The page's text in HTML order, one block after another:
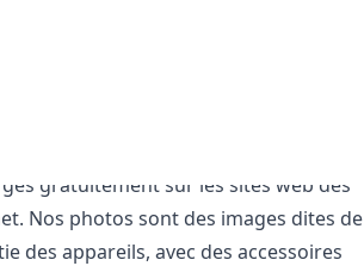
gratuitement sur les sites web des
Nos photos sont des images dites de
des appareils, avec des accessoires